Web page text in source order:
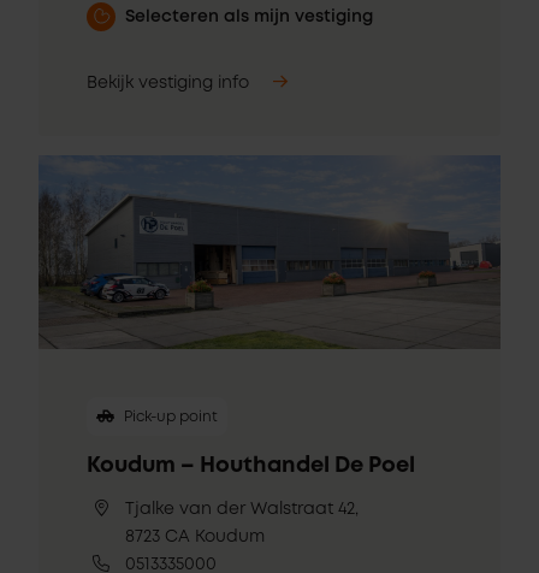
Selecteren als mijn vestiging
Bekijk vestiging info
Pick-up point
Koudum – Houthandel De Poel
Tjalke van der Walstraat 42,
8723 CA Koudum
0513335000